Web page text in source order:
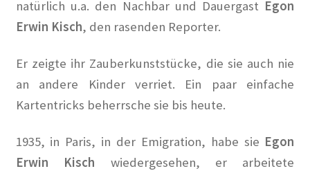
Kasse
Kontakt
100 Jahre Wohngeschichte Vonovia
natürlich u.a. den Nachbar und Dauergast Egon
Erwin Kisch, den rasenden Reporter.
Er zeigte ihr Zauberkunststücke, die sie auch nie
an andere Kinder verriet. Ein paar einfache
Kartentricks beherrsche sie bis heute.
1935, in Paris, in der Emigration, habe sie Egon
Erwin Kisch wiedergesehen, er arbeitete